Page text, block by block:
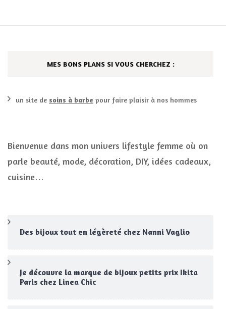
MES BONS PLANS SI VOUS CHERCHEZ :
un site de soins à barbe pour faire plaisir à nos hommes
Bienvenue dans mon univers lifestyle femme où on
parle beauté, mode, décoration, DIY, idées cadeaux,
cuisine…
Des bijoux tout en légèreté chez Nanni Vaglio
Je découvre la marque de bijoux petits prix Ikita
Paris chez Linea Chic